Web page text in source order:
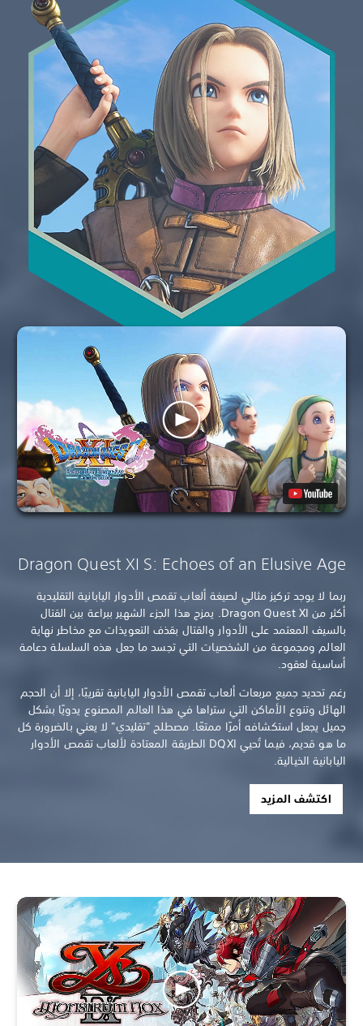
Dragon Quest XI S: Echoes of an Elusive Age
ربما لا يوجد تركيز مثالي لصيغة ألعاب تقمص الأدوار اليابانية التقليدية
أكثر من Dragon Quest XI. يمزج هذا الجزء الشهير ببراعة بين القتال
بالسيف المعتمد على الأدوار والقتال بقذف التعويذات مع مخاطر نهاية
العالم ومجموعة من الشخصيات التي تجسد ما جعل هذه السلسلة دعامة
أساسية لعقود.
رغم تحديد جميع مربعات ألعاب تقمص الأدوار اليابانية تقريبًا، إلا أن الحجم
الهائل وتنوع الأماكن التي ستراها في هذا العالم المصنوع يدويًا بشكل
جميل يجعل استكشافه أمرًا ممتعًا. مصطلح "تقليدي" لا يعني بالضرورة كل
ما هو قديم، فيما تُحيي DQXI الطريقة المعتادة لألعاب تقمص الأدوار
اليابانية الخيالية.
اكتشف المزيد